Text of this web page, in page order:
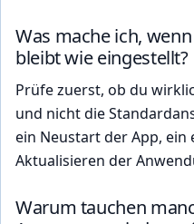
Was mache ich,
bleibt wie eingestellt?
Prüfe zuerst, ob du
und nicht die
ein Neustart der App, ein
Aktualisieren der
Warum tauchen